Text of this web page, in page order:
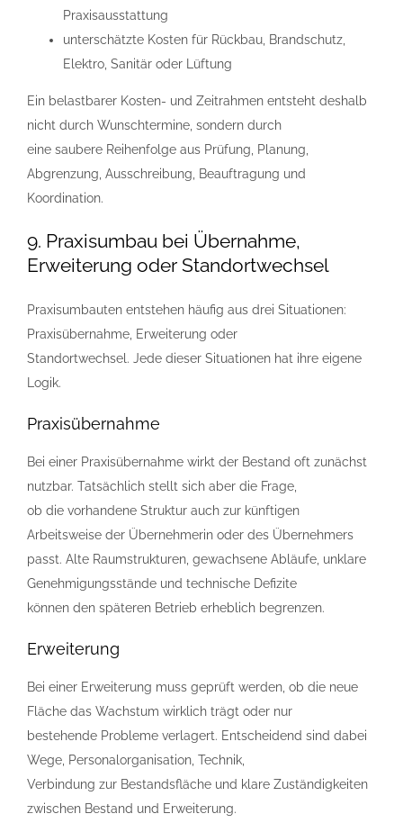
Praxisausstattung
unterschätzte Kosten für Rückbau, Brandschutz,
Elektro, Sanitär oder Lüftung
Ein belastbarer Kosten- und Zeitrahmen entsteht deshalb
nicht durch Wunschtermine, sondern durch
eine saubere Reihenfolge aus Prüfung, Planung,
Abgrenzung, Ausschreibung, Beauftragung und
Koordination.
9. Praxisumbau bei Übernahme,
Erweiterung oder Standortwechsel
Praxisumbauten entstehen häufig aus drei Situationen:
Praxisübernahme, Erweiterung oder
Standortwechsel. Jede dieser Situationen hat ihre eigene
Logik.
Praxisübernahme
Bei einer Praxisübernahme wirkt der Bestand oft zunächst
nutzbar. Tatsächlich stellt sich aber die Frage,
ob die vorhandene Struktur auch zur künftigen
Arbeitsweise der Übernehmerin oder des Übernehmers
passt. Alte Raumstrukturen, gewachsene Abläufe, unklare
Genehmigungsstände und technische Defizite
können den späteren Betrieb erheblich begrenzen.
Erweiterung
Bei einer Erweiterung muss geprüft werden, ob die neue
Fläche das Wachstum wirklich trägt oder nur
bestehende Probleme verlagert. Entscheidend sind dabei
Wege, Personalorganisation, Technik,
Verbindung zur Bestandsfläche und klare Zuständigkeiten
zwischen Bestand und Erweiterung.